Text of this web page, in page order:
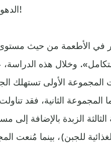
الدهون المشبعة كغذاء صحي!
في الأطعمة من حيث
وخلال هذه
الأولى تستهلك
أما المجموعة الثانية، فقد
الزبدة بالإضافة إلى
للجبن)، بينما مُنعت